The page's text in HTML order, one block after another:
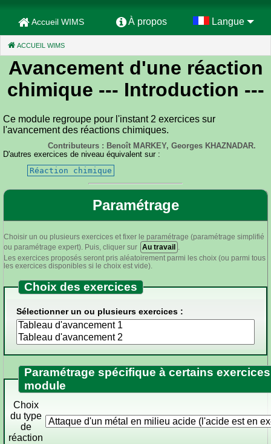
Accueil WIMS À propos Langue
ACCUEIL WIMS
Avancement d'une réaction
chimique --- Introduction ---
Ce module regroupe pour l'instant 2 exercices sur
l'avancement des réactions chimiques.
Contributeurs : Benoît MARKEY, Georges KHAZNADAR.
D'autres exercices de niveau équivalent sur :
Réaction chimique
Paramétrage
Choisir un ou plusieurs exercices et fixer le paramétrage (paramétrage simplifié
ou paramétrage expert). Puis, cliquer sur Au travail
Les exercices proposés seront pris aléatoirement parmi les choix (ou parmi tous
les exercices disponibles si le choix est vide).
Choix des exercices
Sélectionner un ou plusieurs exercices :
Paramétrage spécifique à certains
module
Choix
du type
de
réaction